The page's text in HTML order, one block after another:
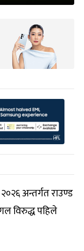
अन्तर्गत राउण्ड
विरुद्ध पहिले